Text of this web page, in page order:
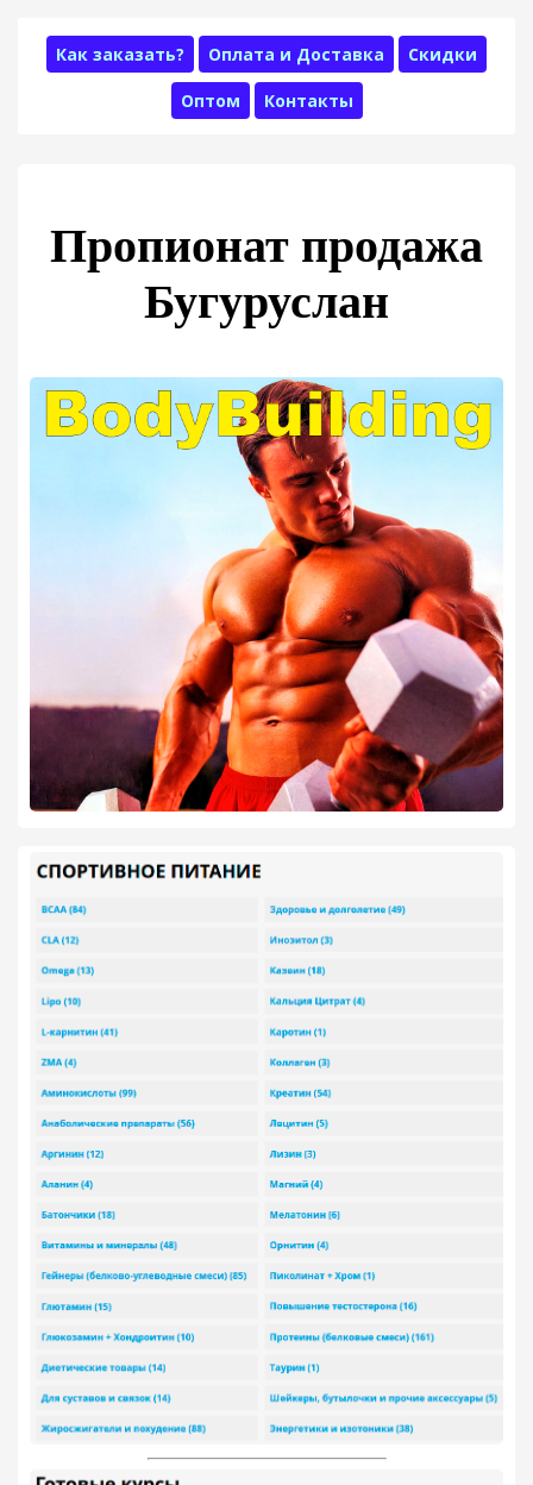
Как заказать? Оплата и Доставка Скидки
Оптом Контакты
Пропионат продажа
Бугуруслан